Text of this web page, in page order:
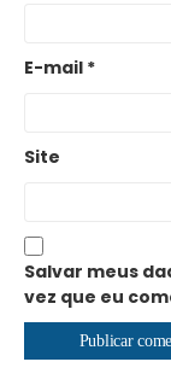
E-mail *
Site
Salvar meus
vez que eu